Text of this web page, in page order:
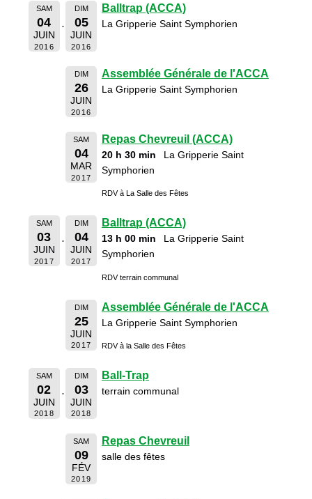
SAM
04
JUIN
2016
DIM
05
JUIN
2016
Balltrap (ACCA)
La Gripperie Saint Symphorien
DIM
26
JUIN
2016
Assemblée Générale de l'ACCA
La Gripperie Saint Symphorien
SAM
04
MAR
2017
Repas Chevreuil (ACCA)
20 h 30 min
La Gripperie Saint
Symphorien
RDV à La Salle des Fêtes
SAM
03
JUIN
2017
DIM
04
JUIN
2017
Balltrap (ACCA)
13 h 00 min
La Gripperie Saint
Symphorien
RDV terrain communal
DIM
25
JUIN
2017
Assemblée Générale de l'ACCA
La Gripperie Saint Symphorien
RDV à la Salle des Fêtes
SAM
02
JUIN
2018
DIM
03
JUIN
2018
Ball-Trap
terrain communal
SAM
09
FÉV
2019
Repas Chevreuil
salle des fêtes